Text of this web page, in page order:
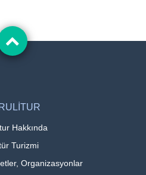
Hakkında
Turizmi
Organizasyonlar